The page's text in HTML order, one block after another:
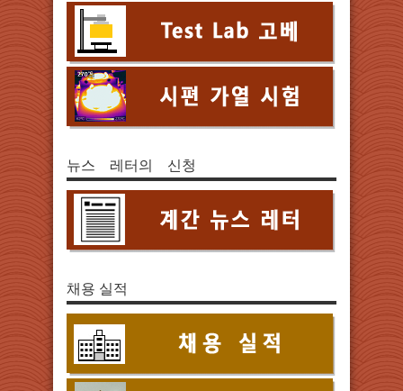
뉴스 레터의 신청
채용 실적